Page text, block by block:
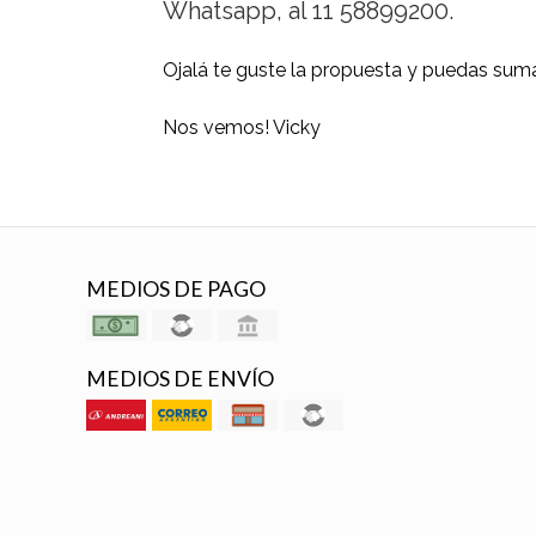
Whatsapp, al 11 58899200.
Ojalá te guste la propuesta y puedas
Nos vemos! Vicky
MEDIOS DE PAGO
MEDIOS DE ENVÍO